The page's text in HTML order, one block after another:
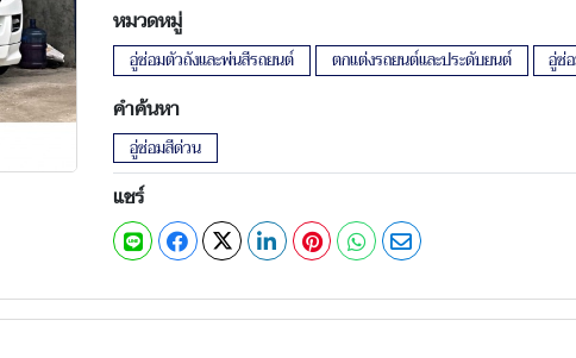
หมวดหมู่
อู่ซ่อมตัวถังและพ่นสีรถยนต์ ตกแต่งรถยนต์และประดับยนต์ อู่ซ่
คำค้นหา
อู่ซ่อมสีด่วน
แชร์